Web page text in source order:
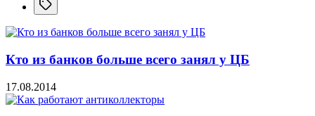
Кто из банков больше всего занял у ЦБ
17.08.2014